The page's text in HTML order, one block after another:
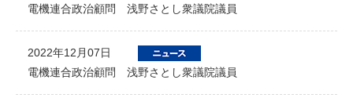
電機連合政治顧問 浅野さとし衆議院議員
2022年12月07日
電機連合政治顧問 浅野さとし衆議院議員